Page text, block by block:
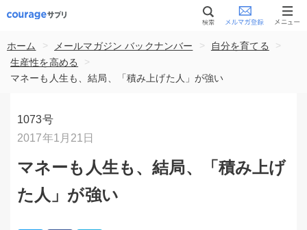
ホーム > メールマガジン バックナンバー > 自分を育てる
>
生産性を高める
>
マネーも人生も、結局、「積み上げた人」が強い
1073号
2017年1月21日
マネーも人生も、結局、「積み上げ
た人」が強い